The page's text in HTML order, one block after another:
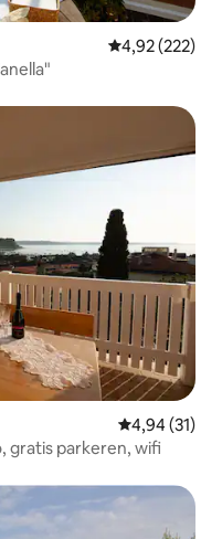
Gemiddelde
4,92 (222)
Gemiddelde
4,94 (31)
gratis parkeren, wifi